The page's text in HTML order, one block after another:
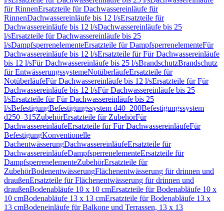
für RinnenErsatzteile für Dachwassereinläufe für
RinnenDachwassereinläufe bis 12 l/sErsatzteile für
Dachwassereinläufe bis 12 l/sDachwassereinläufe bis 25
l/sErsatzteile für Dachwassereinläufe bis 25
l/sDampfsperrenelementeErsatzteile für DampfsperrenelementeFür
Dachwassereinläufe bis 12 l/sErsatzteile für Für Dachwassereinläufe
bis 12 l/sFür Dachwassereinläufe bis 25 l/sBrandschutzBrandschutz
für EntwässerungssystemeNotüberläufeErsatzteile für
NotüberläufeFür Dachwassereinläufe bis 12 l/sErsatzteile für Für
Dachwassereinläufe bis 12 l/sFür Dachwassereinläufe bis 25
l/sErsatzteile für Für Dachwassereinläufe bis 25
l/sBefestigungBefestigungssystem d40–200Befestigungssystem
d250–315ZubehörErsatzteile für ZubehörFür
DachwassereinläufeErsatzteile für Für DachwassereinläufeFür
BefestigungKonventionelle
DachentwässerungDachwassereinläufeErsatzteile für
DachwassereinläufeDampfsperrenelementeErsatzteile für
DampfsperrenelementeZubehörErsatzteile für
ZubehörBodenentwässerungFlächenentwässerung für drinnen und
draußenErsatzteile für Flächenentwässerung für drinnen und
draußenBodenabläufe 10 x 10 cmErsatzteile für Bodenabläufe 10 x
10 cmBodenabläufe 13 x 13 cmErsatzteile für Bodenabläufe 13 x
13 cmBodeneinläufe für Balkone und Terrassen, 13 x 13